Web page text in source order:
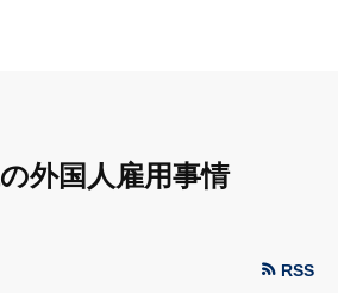
外国人雇用事情
RSS